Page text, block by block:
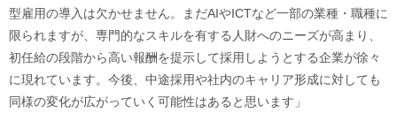
型雇用の導入は欠かせません。まだAIやICTなど一部の業種・職種に
限られますが、専門的なスキルを有する人財へのニーズが高まり、
初任給の段階から高い報酬を提示して採用しようとする企業が徐々
に現れています。今後、中途採用や社内のキャリア形成に対しても
同様の変化が広がっていく可能性はあると思います」